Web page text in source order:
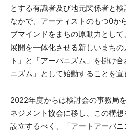
とする有識者及び地元関係者と
なかで、アーティストのもつ0か
ブマインドをまちの原動力とし
展開を一体化させる新しいまち
ト」と「アーバニズム」を掛け
ニズム」として始動することを宣
2022年度からは検討会の事務局
ネジメント協会に移し、この構
設立するべく、「アートアーバ